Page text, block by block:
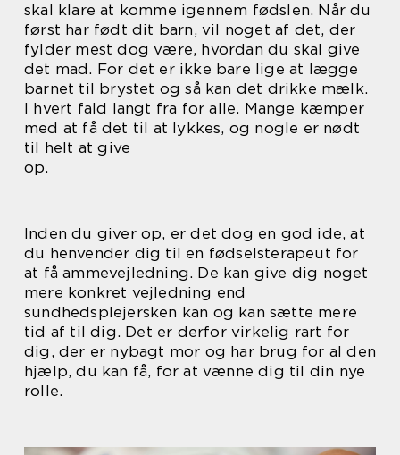
skal klare at komme igennem fødslen. Når du
først har født dit barn, vil noget af det, der
fylder mest dog være, hvordan du skal give
det mad. For det er ikke bare lige at lægge
barnet til brystet og så kan det drikke mælk.
I hvert fald langt fra for alle. Mange kæmper
med at få det til at lykkes, og nogle er nødt
til helt at give
op.
Inden du giver op, er det dog en god ide, at
du henvender dig til en fødselsterapeut for
at få ammevejledning. De kan give dig noget
mere konkret vejledning end
sundhedsplejersken kan og kan sætte mere
tid af til dig. Det er derfor virkelig rart for
dig, der er nybagt mor og har brug for al den
hjælp, du kan få, for at vænne dig til din nye
rolle.